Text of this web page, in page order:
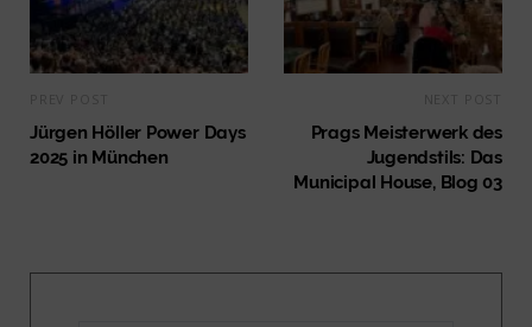
Jürgen Höller Power Days
2025 in München
Prags Meisterwerk des
Jugendstils: Das
Municipal House, Blog 03